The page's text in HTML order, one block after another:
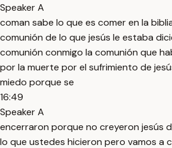
Speaker A
coman sabe lo que es comer en la
comunión de lo que jesús le estaba
comunión conmigo la comunión que
por la muerte por el sufrimiento de
miedo porque se
16:49
Speaker A
encerraron porque no creyeron jesús
lo que ustedes hicieron pero vamos a